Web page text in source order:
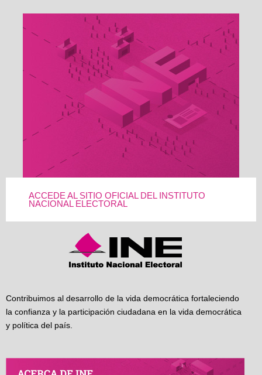
ACCEDE AL SITIO OFICIAL DEL INSTITUTO
NACIONAL ELECTORAL
Contribuimos al desarrollo de la vida democrática fortaleciendo
la confianza y la participación ciudadana en la vida democrática
y política del país.